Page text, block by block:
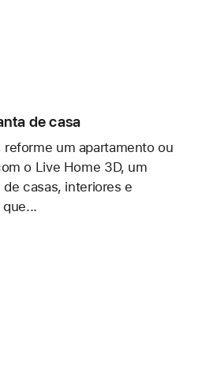
de casa
reforme um apartamento ou
o Live Home 3D, um
casas, interiores e